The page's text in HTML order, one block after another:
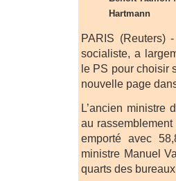
Hartmann
PARIS (Reuters)
socialiste, a
le PS pour choisir
nouvelle page
L’ancien ministre
au
emporté avec
ministre Manuel
quarts des bureaux